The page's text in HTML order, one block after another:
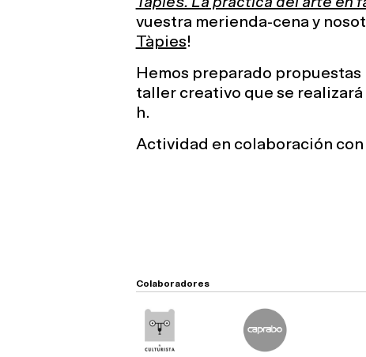
vuestra merienda-cena y
Tàpies!
Hemos preparado
taller creativo que se realizará
h.
Actividad en colaboración con
Colaboradores